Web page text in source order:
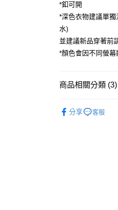
運送方式
全家取貨付款
每筆NT$60，滿
付款後全家取貨
萊爾富取貨付款
付款後萊爾富取貨
*釦可開
*深色衣物建議單
水)
並建議新品穿著前
*顏色會因不同螢
商品相關分類 (3)
分享 客服